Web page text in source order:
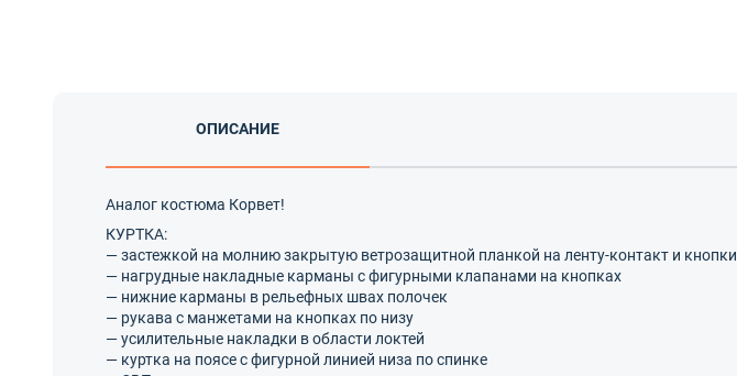
ОПИСАНИЕ
Аналог костюма Корвет!
КУРТКА:
— застежкой на молнию закрытую ветрозащитной планкой на ленту-контакт и кнопки
— нагрудные накладные карманы с фигурными клапанами на кнопках
— нижние карманы в рельефных швах полочек
— рукава с манжетами на кнопках по низу
— усилительные накладки в области локтей
— куртка на поясе с фигурной линией низа по спинке